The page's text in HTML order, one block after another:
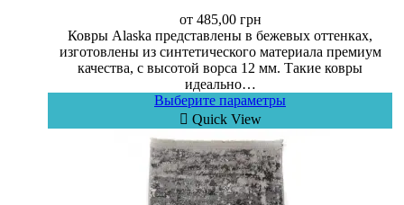
от 485,00 грн
Ковры Alaska представлены в бежевых оттенках,
изготовлены из синтетического материала премиум
качества, с высотой ворса 12 мм. Такие ковры
идеально…
Выберите параметры
Quick View